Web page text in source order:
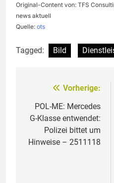
Original-Content von: TFS
news aktuell
Quelle: ots
Tagged: Bild
Vorherige:
POL-ME: Mercedes
G-Klasse entwendet:
Polizei bittet um
Hinweise – 2511118